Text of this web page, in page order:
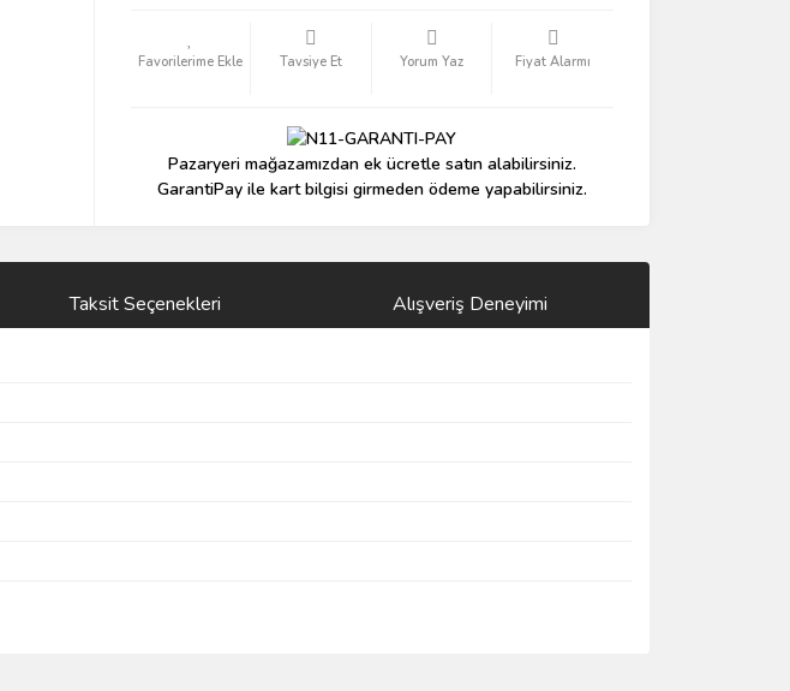
Tavsiye Et Yorum Yaz Fiyat Alarmı
Pazaryeri mağazamızdan ek ücretle satın alabilirsiniz.
GarantiPay ile kart bilgisi girmeden ödeme yapabilirsiniz.
Taksit Seçenekleri Alışveriş Deneyimi